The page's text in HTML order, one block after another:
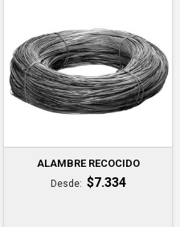
ALAMBRE RECOCIDO
Desde $7.334